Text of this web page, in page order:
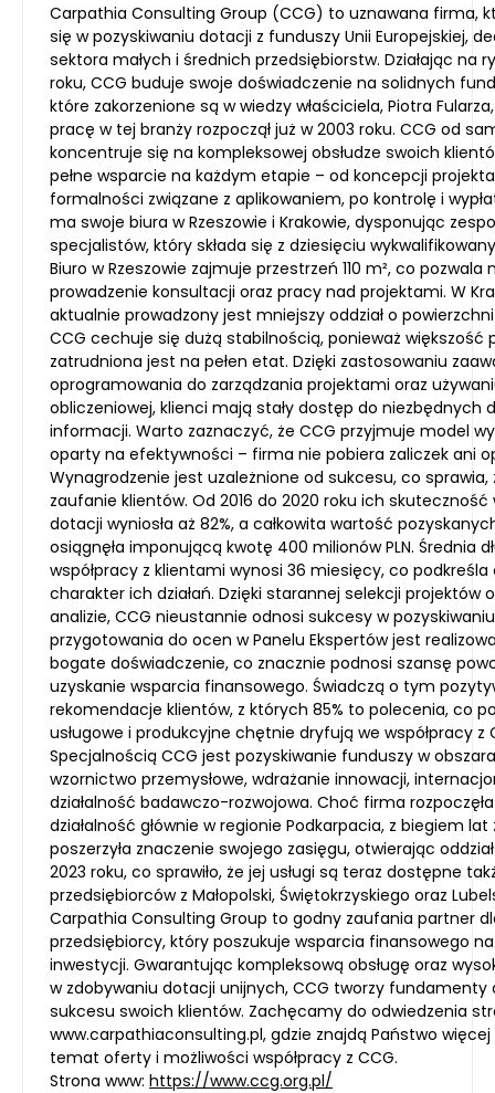
Carpathia Consulting Group (CCG) to uznawana firma,
się w pozyskiwaniu dotacji z funduszy Unii Europejskiej,
sektora małych i średnich przedsiębiorstw. Działając na
roku, CCG buduje swoje doświadczenie na solidnych
które zakorzenione są w wiedzy właściciela, Piotra
pracę w tej branży rozpoczął już w 2003 roku. CCG od
koncentruje się na kompleksowej obsłudze swoich
pełne wsparcie na każdym etapie – od koncepcji
formalności związane z aplikowaniem, po kontrolę i
ma swoje biura w Rzeszowie i Krakowie, dysponując
specjalistów, który składa się z dziesięciu
Biuro w Rzeszowie zajmuje przestrzeń 110 m², co
prowadzenie konsultacji oraz pracy nad projektami. W
aktualnie prowadzony jest mniejszy oddział o powierzchni
CCG cechuje się dużą stabilnością, ponieważ większość
zatrudniona jest na pełen etat. Dzięki zastosowaniu
oprogramowania do zarządzania projektami oraz
obliczeniowej, klienci mają stały dostęp do niezbędnych
informacji. Warto zaznaczyć, że CCG przyjmuje model
oparty na efektywności – firma nie pobiera zaliczek ani
Wynagrodzenie jest uzależnione od sukcesu, co sprawia,
zaufanie klientów. Od 2016 do 2020 roku ich skuteczność
dotacji wyniosła aż 82%, a całkowita wartość
osiągnęła imponującą kwotę 400 milionów PLN. Średnia
współpracy z klientami wynosi 36 miesięcy, co podkreśla
charakter ich działań. Dzięki starannej selekcji projektów
analizie, CCG nieustannie odnosi sukcesy w
przygotowania do ocen w Panelu Ekspertów jest
bogate doświadczenie, co znacznie podnosi szansę
uzyskanie wsparcia finansowego. Świadczą o tym
rekomendacje klientów, z których 85% to polecenia, co
usługowe i produkcyjne chętnie dryfują we współpracy z
Specjalnością CCG jest pozyskiwanie funduszy w
wzornictwo przemysłowe, wdrażanie innowacji,
działalność badawczo-rozwojowa. Choć firma
działalność głównie w regionie Podkarpacia, z biegiem
poszerzyła znaczenie swojego zasięgu, otwierając
2023 roku, co sprawiło, że jej usługi są teraz dostępne
przedsiębiorców z Małopolski, Świętokrzyskiego oraz
Carpathia Consulting Group to godny zaufania partner
przedsiębiorcy, który poszukuje wsparcia finansowego
inwestycji. Gwarantując kompleksową obsługę oraz
w zdobywaniu dotacji unijnych, CCG tworzy fundamenty
sukcesu swoich klientów. Zachęcamy do odwiedzenia
www.carpathiaconsulting.pl, gdzie znajdą Państwo
temat oferty i możliwości współpracy z CCG.
Strona www: https://www.ccg.org.pl/